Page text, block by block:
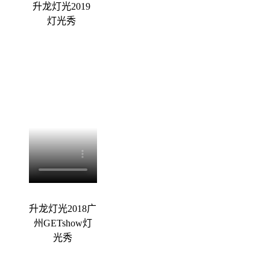
升龙灯光2019
灯光秀
升龙灯光2018广
州GETshow灯
光秀